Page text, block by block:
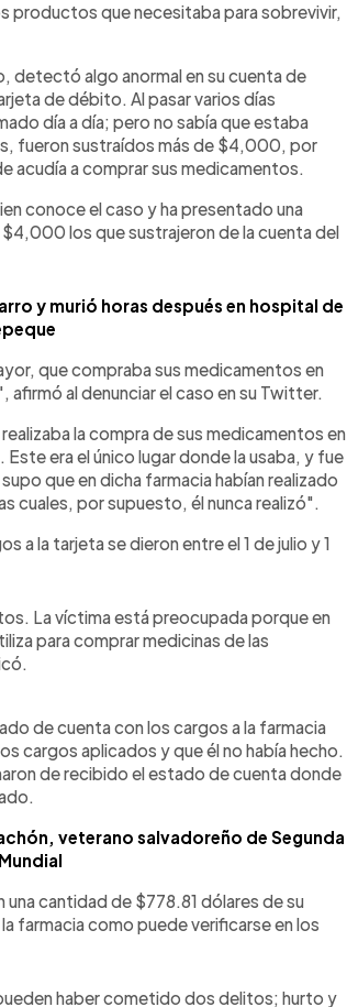
productos que necesitaba para sobrevivir,
detectó algo anormal en su cuenta de
de débito. Al pasar varios días
día a día; pero no sabía que estaba
fueron sustraídos más de $4,000, por
acudía a comprar sus medicamentos.
conoce el caso y ha presentado una
los que sustrajeron de la cuenta del
y murió horas después en hospital de
que compraba sus medicamentos en
al denunciar el caso en su Twitter.
la compra de sus medicamentos en
era el único lugar donde la usaba, y fue
que en dicha farmacia habían realizado
cuales, por supuesto, él nunca realizó".
a la tarjeta se dieron entre el 1 de julio y 1
La víctima está preocupada porque en
para comprar medicinas de las
de cuenta con los cargos a la farmacia
cargos aplicados y que él no había hecho.
de recibido el estado de cuenta donde
veterano salvadoreño de Segunda
cantidad de $778.81 dólares de su
farmacia como puede verificarse en los
haber cometido dos delitos; hurto y